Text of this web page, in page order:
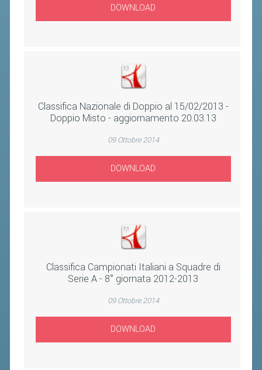
DOWNLOAD
Classifica Nazionale di Doppio al 15/02/2013 -
Doppio Misto - aggiornamento 20.03.13
09 Ottobre 2014
DOWNLOAD
Classifica Campionati Italiani a Squadre di
Serie A - 8° giornata 2012-2013
09 Ottobre 2014
DOWNLOAD
BANDI DI GARA E CONTRATTI
WHISTLEBLOWING
NOVITÀ FISCALI
MODULISTICA
SCADENZARIO
DOCUMENTI E APPROFONDIMENTI
PICKLEBALL
FIBA PICKLEBALL TOUR
BANDI PUBBLICI
VOLA CON NOI 2026